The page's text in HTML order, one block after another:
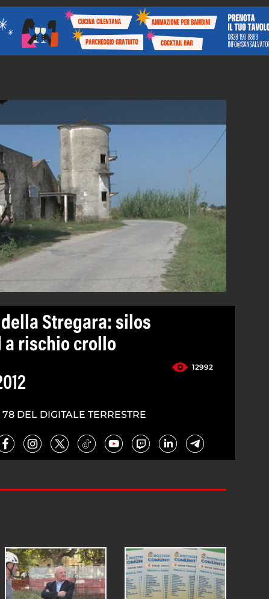
Stregara: silos
rischio crollo
12992
DEL DIGITALE TERRESTRE